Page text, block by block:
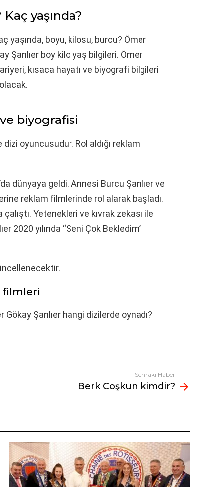
yaşında?
yaşında, boyu, kilosu, burcu? Ömer
Şanlıer boy kilo yaş bilgileri. Ömer
kısaca hayatı ve biyografi bilgileri
biyografisi
oyuncusudur. Rol aldığı reklam
dünyaya geldi. Annesi Burcu Şanlıer ve
reklam filmlerinde rol alarak başladı.
Yetenekleri ve kıvrak zekası ile
2020 yılında “Seni Çok Bekledim”
filmleri
Gökay Şanlıer hangi dizilerde oynadı?
Sonraki Haber
Berk Coşkun kimdir?